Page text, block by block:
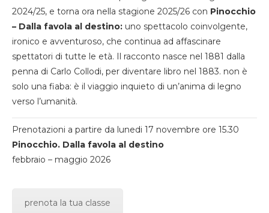
2024/25, e torna ora nella stagione 2025/26 con Pinocchio
– Dalla favola al destino: uno spettacolo coinvolgente,
ironico e avventuroso, che continua ad affascinare
spettatori di tutte le età. Il racconto nasce nel 1881 dalla
penna di Carlo Collodi, per diventare libro nel 1883. non è
solo una fiaba: è il viaggio inquieto di un’anima di legno
verso l’umanità.
Prenotazioni a partire da lunedi 17 novembre ore 15.30
Pinocchio. Dalla favola al destino
febbraio – maggio 2026
prenota la tua classe